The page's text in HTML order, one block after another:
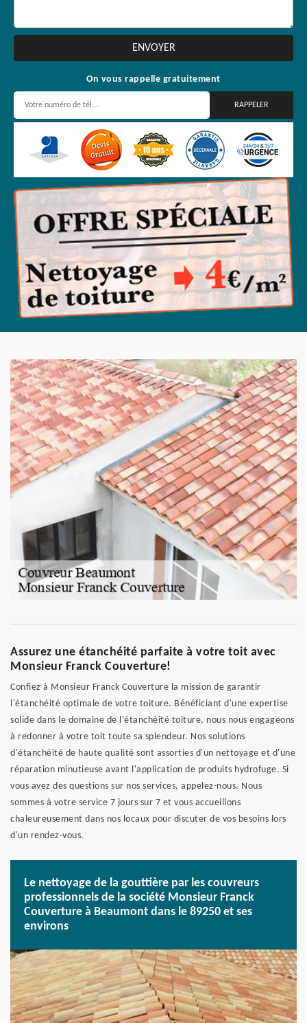
On vous rappelle gratuitement
Assurez une étanchéité parfaite à votre toit avec
Monsieur Franck Couverture!
Confiez à Monsieur Franck Couverture la mission de garantir
l'étanchéité optimale de votre toiture. Bénéficiant d'une expertise
solide dans le domaine de l'étanchéité toiture, nous nous engageons
à redonner à votre toit toute sa splendeur. Nos solutions
d'étanchéité de haute qualité sont assorties d'un nettoyage et d'une
réparation minutieuse avant l'application de produits hydrofuge. Si
vous avez des questions sur nos services, appelez-nous. Nous
sommes à votre service 7 jours sur 7 et vous accueillons
chaleureusement dans nos locaux pour discuter de vos besoins lors
d'un rendez-vous.
Le nettoyage de la gouttière par les couvreurs
professionnels de la société Monsieur Franck
Couverture à Beaumont dans le 89250 et ses
environs